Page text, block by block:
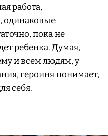
работа,
одинаковые
пока не
ребенка. Думая,
и всем людям, у
героиня понимает,
себя.